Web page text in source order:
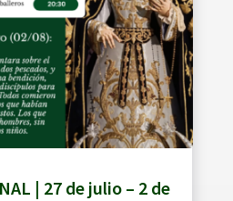
| 27 de julio – 2 de